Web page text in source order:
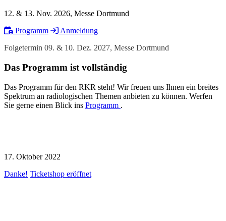
12. & 13. Nov. 2026, Messe Dortmund
Programm
Anmeldung
Folgetermin 09. & 10. Dez. 2027, Messe Dortmund
Das Programm ist vollständig
Das Programm für den RKR steht! Wir freuen uns Ihnen ein breites
Spektrum an radiologischen Themen anbieten zu können. Werfen
Sie gerne einen Blick ins Programm .
17. Oktober 2022
Danke! Ticketshop eröffnet